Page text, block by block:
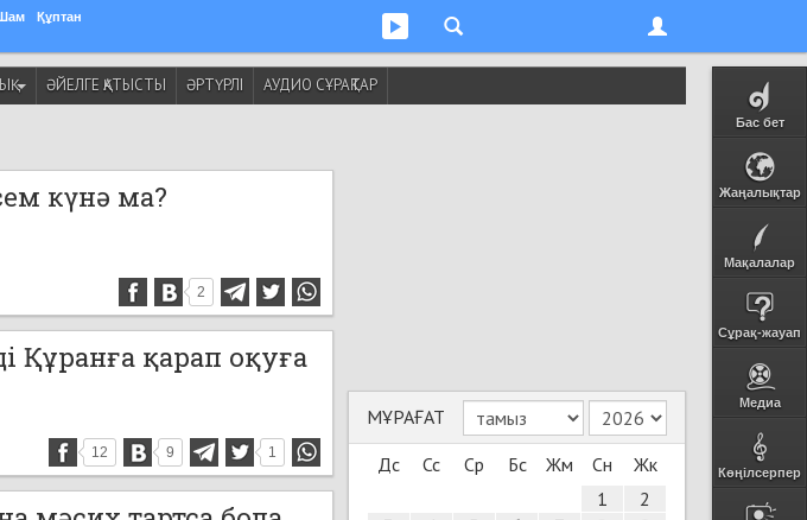
Құптан
Бас бет
Жаңалықтар
Мақалалар
Сұрақ-жауап
Медиа
Көңілсерпер
ӘЙЕЛГЕ ҚАТЫСТЫ ӘРТҮРЛІ АУДИО СҰРАҚТАР
күнә ма?
2
Құранға қарап оқуға
12 9 1
МҰРАҒАТ
Дс
Сс Ср Бс Жм Сн
Жк
1
2